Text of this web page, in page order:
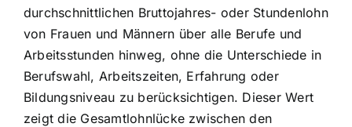
durchschnittlichen Bruttojahres- oder Stundenlohn
von Frauen und Männern über alle Berufe und
Arbeitsstunden hinweg, ohne die Unterschiede in
Berufswahl, Arbeitszeiten, Erfahrung oder
Bildungsniveau zu berücksichtigen. Dieser Wert
zeigt die Gesamtlohnlücke zwischen den